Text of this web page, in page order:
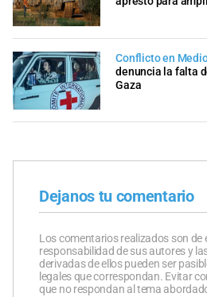
Conflicto en
denuncia la falta
Gaza
Dejanos tu comentario
Los comentarios realizados son de
responsabilidad de sus autores y
derivadas de ellos pueden ser
legales que correspondan. Evitar
que no respondan al tema